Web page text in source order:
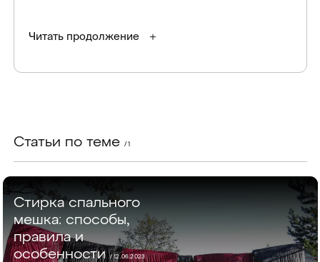
Читать продолжение
Статьи по теме / 1
Стирка спального
мешка: способы,
правила и
особенности /12.06.2023